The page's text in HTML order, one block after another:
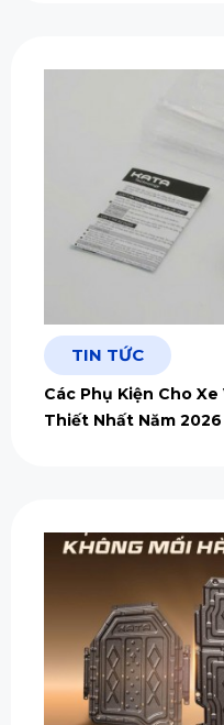
TIN TỨC
Các Phụ Kiện Cho
Thiết Nhất Năm 2026